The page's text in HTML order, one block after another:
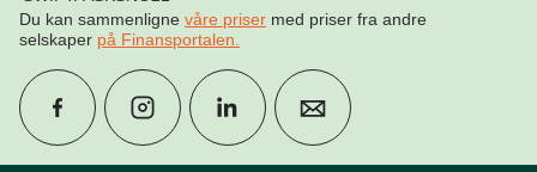
Du kan sammenligne våre priser med priser fra andre
selskaper på Finansportalen